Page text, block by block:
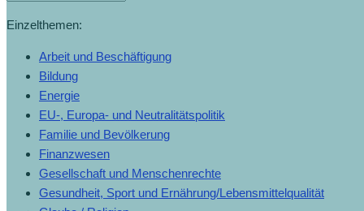
Einzelthemen:
Arbeit und Beschäftigung
Bildung
Energie
EU-, Europa- und Neutralitätspolitik
Familie und Bevölkerung
Finanzwesen
Gesellschaft und Menschenrechte
Gesundheit, Sport und Ernährung/Lebensmittelqualität